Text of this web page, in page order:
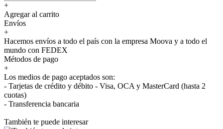
+
Agregar al carrito
Envíos
+
Hacemos envíos a todo el país con la empresa Moova y a todo el
mundo con FEDEX
Métodos de pago
+
Los medios de pago aceptados son:
- Tarjetas de crédito y débito - Visa, OCA y MasterCard (hasta 2
cuotas)
- Transferencia bancaria
También te puede interesar